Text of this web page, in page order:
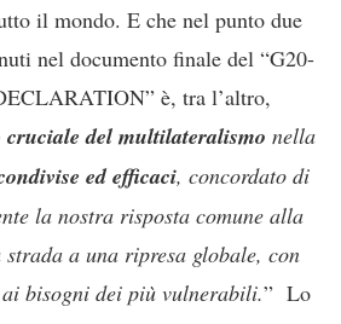
il mondo. E che nel punto due
nel documento finale del “G20-
è, tra l’altro,
del multilateralismo nella
ed efficaci, concordato di
la nostra risposta comune alla
a una ripresa globale, con
bisogni dei più vulnerabili.” Lo